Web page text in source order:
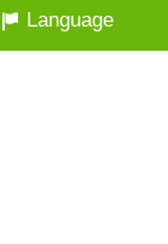
Language